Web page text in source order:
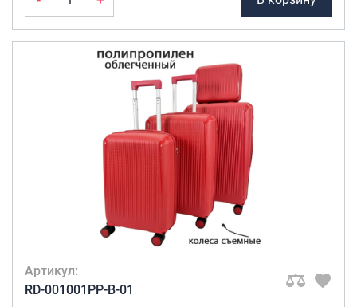
Артикул:
RD-001001PP-B-01